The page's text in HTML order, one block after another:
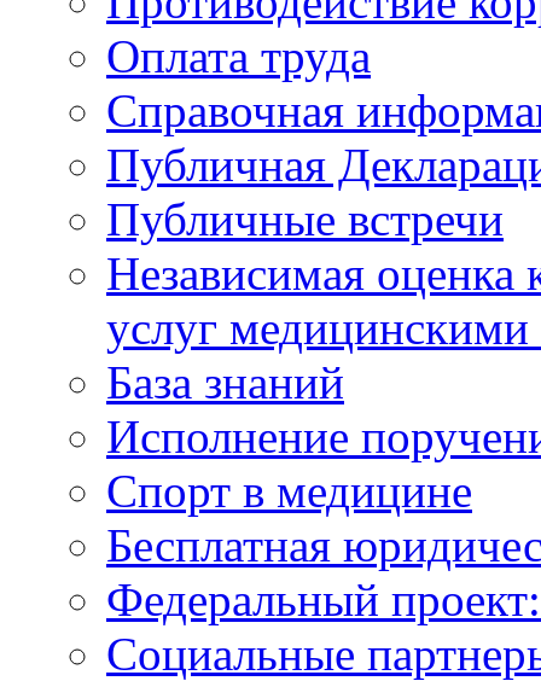
Оплата труда
Справочная
Публичная
Публичные встречи
Независимая оценка
услуг
База знаний
Исполнение
Спорт в медицине
Бесплатная
Федеральный
Социальные